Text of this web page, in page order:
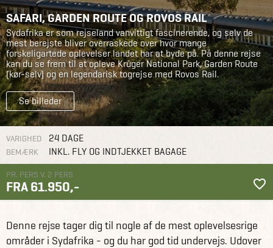
SAFARI, GARDEN ROUTE OG ROVOS RAIL
Sydafrika er som rejseland vanvittigt fascinerende, og selv de
mest berejste bliver overraskede over hvor mange
forskeligartede oplevelser landet har at byde på. På denne rejse
kan du se frem til at opleve Krüger National Park, Garden Route
(kør-selv) og en legendarisk togrejse med Rovos Rail.
Se billeder
VARIGHED 24 DAGE
BEMÆRK INKL. FLY OG INDTJEKKET BAGAGE
PR. PERS V. 2 PERS
FRA 61.950,-
Denne rejse tager dig til nogle af de mest oplevelsesrige
områder i Sydafrika - og du har god tid undervejs. Udover